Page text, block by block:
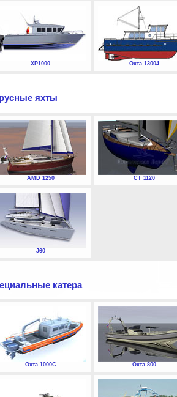
XP1000 Охта 13004
яхты
AMD 1250 СТ 1120
J60
катера
Охта 1000С Охта 800